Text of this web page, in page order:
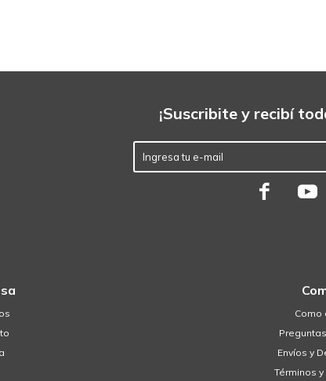
Como
Envíos y
Términos
¡Suscribite y recibí
 